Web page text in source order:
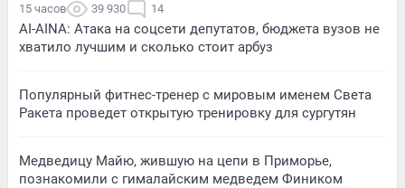
15 часов 39 930 14
AI-AINA: Атака на соцсети депутатов, бюджета вузов не
хватило лучшим и сколько стоит арбуз
Популярный фитнес-тренер с мировым именем Света
Ракета проведет открытую тренировку для сургутян
Медведицу Майю, жившую на цепи в Приморье,
познакомили с гималайским медведем Фиником